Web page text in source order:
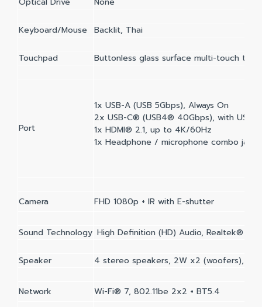
Keyboard/Mouse Backlit, Thai
Touchpad Buttonless glass surface multi-touch
Port
1x USB-A (USB 5Gbps), Always On
2x USB-C® (USB4® 40Gbps), with USB
1x HDMI® 2.1, up to 4K/60Hz
1x Headphone / microphone combo jack
Camera FHD 1080p + IR with E-shutter
Sound Technology High Definition (HD) Audio, Realtek®
Speaker 4 stereo speakers, 2W x2 (woofers),
Network Wi-Fi® 7, 802.11be 2x2 + BT5.4